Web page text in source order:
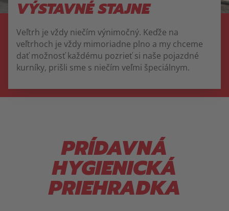
VÝSTAVNÉ STAJNE
Veľtrh je vždy niečím výnimočný. Keďže na
veľtrhoch je vždy mimoriadne plno a my chceme
dať možnosť každému pozrieť si naše pojazdné
kurníky, prišli sme s niečím veľmi špeciálnym.
PRÍDAVNÁ
HYGIENICKÁ
PRIEHRADKA